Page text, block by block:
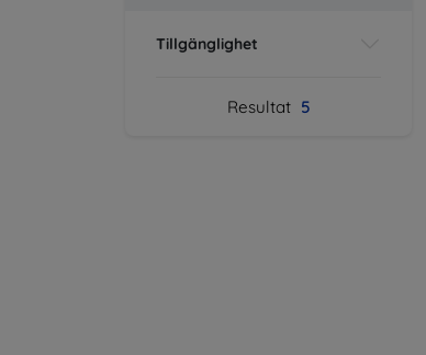
Tillgänglighet
Resultat 5